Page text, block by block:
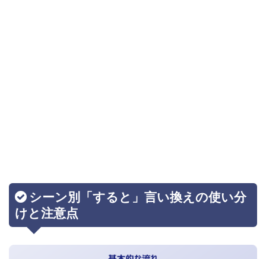
シーン別「すると」言い換えの使い分
けと注意点